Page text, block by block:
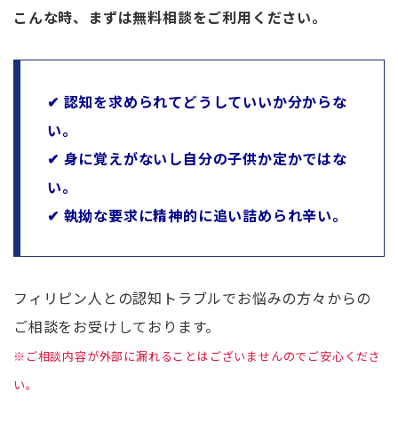
こんな時、まずは無料相談をご利用ください。
✔ 認知を求められてどうしていいか分からな
い。
✔ 身に覚えがないし自分の子供か定かではな
い。
✔ 執拗な要求に精神的に追い詰められ辛い。
フィリピン人との認知トラブルでお悩みの方々からの
ご相談をお受けしております。
※ご相談内容が外部に漏れることはございませんのでご安心くださ
い。